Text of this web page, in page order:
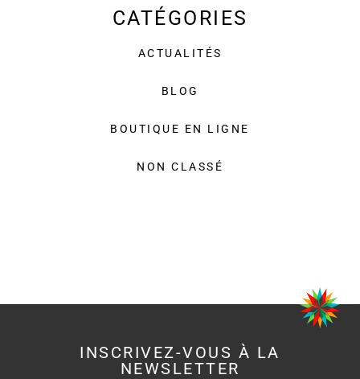
CATÉGORIES
ACTUALITÉS
BLOG
BOUTIQUE EN LIGNE
NON CLASSÉ
INSCRIVEZ-VOUS À LA
NEWSLETTER